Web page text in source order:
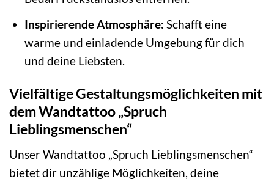
Inspirierende Atmosphäre: Schafft eine
warme und einladende Umgebung für dich
und deine Liebsten.
Vielfältige Gestaltungsmöglichkeiten mit
dem Wandtattoo „Spruch
Lieblingsmenschen“
Unser Wandtattoo „Spruch Lieblingsmenschen“
bietet dir unzählige Möglichkeiten, deine